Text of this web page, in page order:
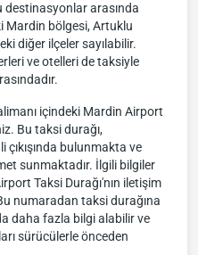
arasında
Mardin bölgesi, Artuklu
diğer ilçeler sayılabilir.
ve otelleri de taksiyle
içindeki Mardin Airport
Bu taksi durağı,
çıkışında bulunmakta ve
sunmaktadır. İlgili bilgiler
Taksi Durağı'nın iletişim
numaradan taksi durağına
daha fazla bilgi alabilir ve
sürücülerle önceden